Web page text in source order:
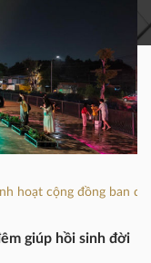
hoạt cộng đồng ban
giúp hồi sinh đời